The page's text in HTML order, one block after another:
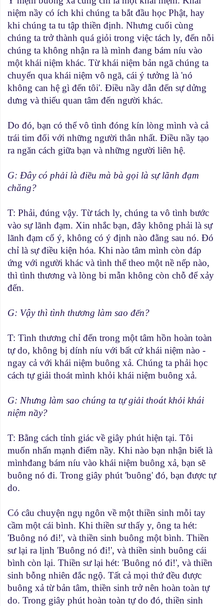
niệm nầy có ích khi chúng ta bắt đầu học Phật, hay
khi chúng ta tu tập thiền định. Nhưng cuối cùng
chúng ta trở thành quá giỏi trong việc tách ly, đến nỗi
chúng ta không nhận ra là mình đang bám níu vào
một khái niệm khác. Từ khái niệm bản ngã chúng ta
chuyển qua khái niệm vô ngã, cái ý tưởng là 'nó
không can hệ gì đến tôi'. Ðiều nầy dẫn đến sự dửng
dưng và thiếu quan tâm đến người khác.
Do đó, bạn có thể vô tình đóng kín lòng mình và cả
trái tim đối với những người thân nhất. Ðiều nầy tạo
ra ngăn cách giữa bạn và những người liên hệ.
G: Ðây có phải là điều mà bà gọi là sự lãnh đạm
chăng?
T: Phải, đúng vậy. Từ tách ly, chúng ta vô tình bước
vào sự lãnh đạm. Xin nhắc bạn, đây không phải là sự
lãnh đạm cố ý, không có ý định nào đằng sau nó. Ðó
chỉ là sự điều kiện hóa. Khi nào tâm mình còn đáp
ứng với người khác và tình thế theo một nề nếp nào,
thì tình thương và lòng bi mẫn không còn chỗ để xảy
đến.
G: Vậy thì tình thương làm sao đến?
T: Tình thương chỉ đến trong một tâm hồn hoàn toàn
tự do, không bị dính níu với bất cứ khái niệm nào -
ngay cả với khái niệm buông xả. Chúng ta phải học
cách tự giải thoát mình khỏi khái niệm buông xả.
G: Nhưng làm sao chúng ta tự giải thoát khỏi khái
niệm nầy?
T: Bằng cách tỉnh giác về giây phút hiện tại. Tôi
muốn nhấn mạnh điểm nầy. Khi nào bạn nhận biết là
mìnhđang bám níu vào khái niệm buông xả, bạn sẽ
buông nó đi. Trong giây phút 'buông' đó, bạn được tự
do.
Có câu chuyện ngụ ngôn về một thiền sinh mỗi tay
cầm một cái bình. Khi thiền sư thấy y, ông ta hét:
'Buông nó đi!', và thiền sinh buông một bình. Thiền
sư lại ra lịnh 'Buông nó đi!', và thiền sinh buông cái
bình còn lại. Thiền sư lại hét: 'Buông nó đi!', và thiền
sinh bỗng nhiên đắc ngộ. Tất cả mọi thứ đều được
buông xả từ bản tâm, thiền sinh trở nên hoàn toàn tự
do. Trong giây phút hoàn toàn tự do đó, thiền sinh